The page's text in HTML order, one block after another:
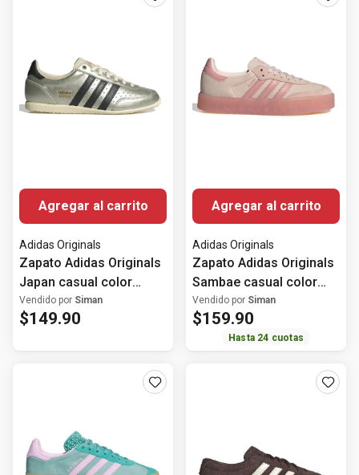
Agregar al carrito
Adidas Originals
Zapato Adidas Originals
Japan casual color
plateado para mujer
Vendido por Siman
$149.90
Agregar al carrito
Adidas Originals
Zapato Adidas Originals
Sambae casual color
rosado para mujer
Vendido por Siman
$159.90
Hasta 24 cuotas